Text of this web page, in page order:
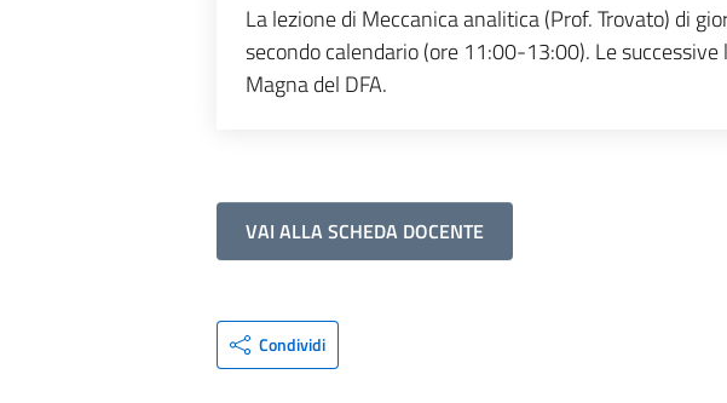
La lezione di Meccanica analitica (Prof. Trovato) di
secondo calendario (ore 11:00-13:00). Le
Magna del DFA.
VAI ALLA SCHEDA DOCENTE
Condividi